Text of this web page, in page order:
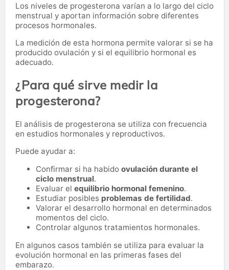
Los niveles de progesterona varían a lo largo del ciclo
menstrual y aportan información sobre diferentes
procesos hormonales.
La medición de esta hormona permite valorar si se ha
producido ovulación y si el equilibrio hormonal es
adecuado.
¿Para qué sirve medir la
progesterona?
El análisis de progesterona se utiliza con frecuencia
en estudios hormonales y reproductivos.
Puede ayudar a:
Confirmar si ha habido ovulación durante el
ciclo menstrual.
Evaluar el equilibrio hormonal femenino.
Estudiar posibles problemas de fertilidad.
Valorar el desarrollo hormonal en determinados
momentos del ciclo.
Controlar algunos tratamientos hormonales.
En algunos casos también se utiliza para evaluar la
evolución hormonal en las primeras fases del
embarazo.